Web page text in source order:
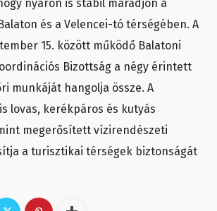
nyáron is stabil maradjon a
és a Velencei-tó térségében. A
15. között működő Balatoni
Bizottság a négy érintett
munkáját hangolja össze. A
lovas, kerékpáros és kutyás
megerősített vízirendészeti
a turisztikai térségek biztonságát